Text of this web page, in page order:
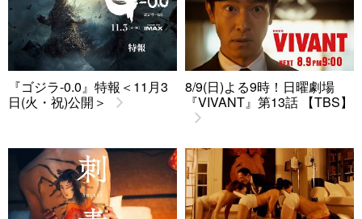
『ゴジラ-0.0』特報＜11月3
日(火・祝)公開＞
8/9(日)よる9時！日曜劇場
『VIVANT』第13話 【TBS】